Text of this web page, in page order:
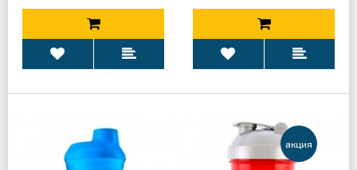
aкция